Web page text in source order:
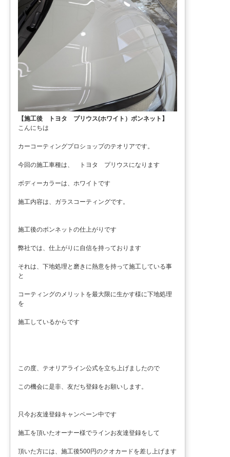
【施工後 トヨタ プリウス(ホワイト）ボンネット】
こんにちは
カーコーティングプロショップのテオリアです。
今回の施工車種は、 トヨタ プリウスになります
ボディーカラーは、ホワイトです
施工内容は、ガラスコーティングです。
施工後のボンネットの仕上がりです
弊社では、仕上がりに自信を持っております
それは、下地処理と磨きに熱意を持って施工している事
と
コーティングのメリットを最大限に生かす様に下地処理
を
施工しているからです
この度、テオリアライン公式を立ち上げましたので
この機会に是非、友だち登録をお願いします。
只今お友達登録キャンペーン中です
施工を頂いたオーナー様でラインお友達登録をして
頂いた方には、施工後500円のクオカードを差し上げます